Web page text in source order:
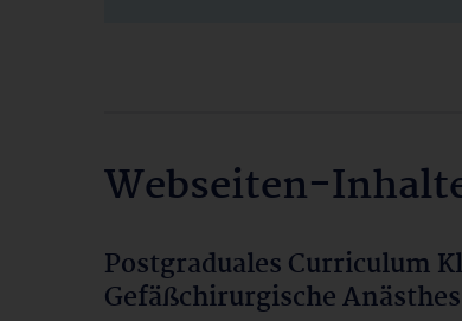
Webseiten-
Postgraduales Curriculum
Gefäßchirurgische